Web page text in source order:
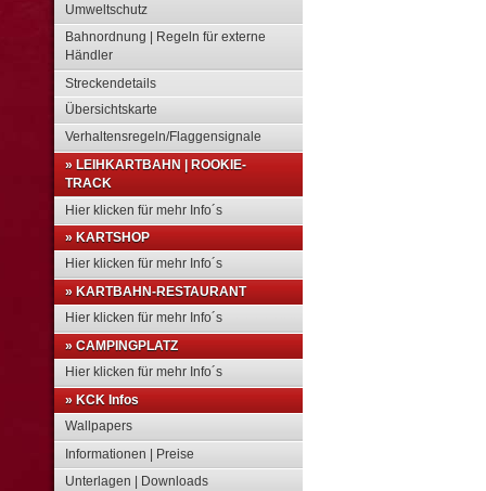
Umweltschutz
Bahnordnung | Regeln für externe
Händler
Streckendetails
Übersichtskarte
Verhaltensregeln/Flaggensignale
» LEIHKARTBAHN | ROOKIE-
TRACK
Hier klicken für mehr Info´s
» KARTSHOP
Hier klicken für mehr Info´s
» KARTBAHN-RESTAURANT
Hier klicken für mehr Info´s
» CAMPINGPLATZ
Hier klicken für mehr Info´s
» KCK Infos
Wallpapers
Informationen | Preise
Unterlagen | Downloads